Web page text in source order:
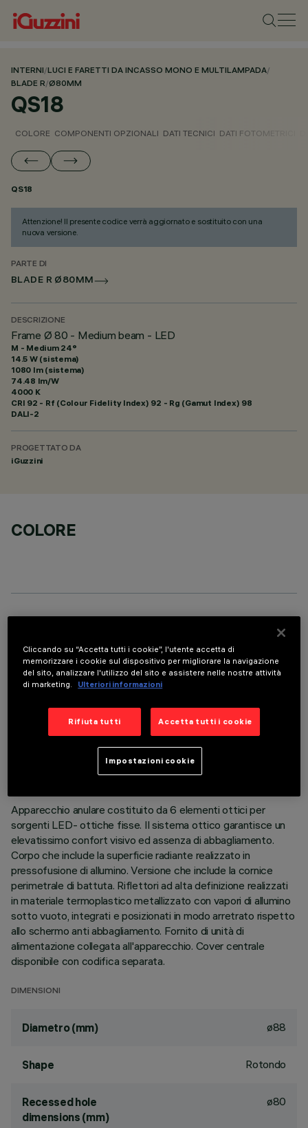
INTERNI/LUCI E FARETTI DA INCASSO MONO E MULTILAMPADA/
BLADE R/Ø80MM
QS18
COLORE COMPONENTI OPZIONALI DATI TECNICI DATI FOTOMETRICI
QS18
Attenzione! Il presente codice verrà aggiornato e sostituito con una
nuova versione.
PARTE DI
BLADE R Ø80MM
DESCRIZIONE
Frame Ø 80 - Medium beam - LED
M - Medium 24°
14.5 W (sistema)
1080 lm (sistema)
74.48 lm/W
4000 K
CRI 92 - Rf (Colour Fidelity Index) 92 - Rg (Gamut Index) 98
DALI-2
PROGETTATO DA
iGuzzini
COLORE
DATI TECNICI
ULTIMO AGGIORNAMENTO: 06/08/2026
Apparecchio anulare costituito da 6 elementi ottici per
sorgenti LED- ottiche fisse. Il sistema ottico garantisce un
elevatissimo confort visivo ed assenza di abbagliamento.
Corpo che include la superficie radiante realizzato in
pressofusione di allumino. Versione che include la cornice
perimetrale di battuta. Riflettori ad alta definizione realizzati
in materiale termoplastico metallizzato con vapori di allumino
sotto vuoto, integrati e posizionati in modo arretrato rispetto
allo schermo anti abbagliamento. Fornito di unità di
alimentazione collegata all'apparecchio. Cover centrale
disponibile con codifica separata.
DIMENSIONI
Diametro (mm) ø88
Shape Rotondo
Recessed hole
dimensions (mm)
ø80
Cliccando su “Accetta tutti i cookie”, l'utente accetta di
memorizzare i cookie sul dispositivo per migliorare la navigazione
del sito, analizzare l'utilizzo del sito e assistere nelle nostre attività
di marketing.
Ulteriori informazioni
Rifiuta tutti Accetta tutti i cookie
Impostazioni cookie